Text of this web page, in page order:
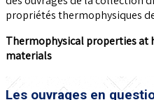
propriétés thermophysiques
Thermophysical properties at
materials
Les ouvrages en